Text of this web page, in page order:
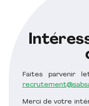
Faites parvenir
Merci de votre